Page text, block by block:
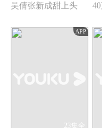
吴倩张新成甜上头
APP
23集全